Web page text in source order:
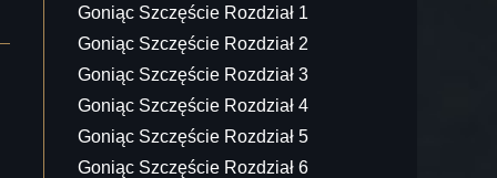
Goniąc Szczęście Rozdział 1
Goniąc Szczęście Rozdział 2
Goniąc Szczęście Rozdział 3
Goniąc Szczęście Rozdział 4
Goniąc Szczęście Rozdział 5
Goniąc Szczęście Rozdział 6